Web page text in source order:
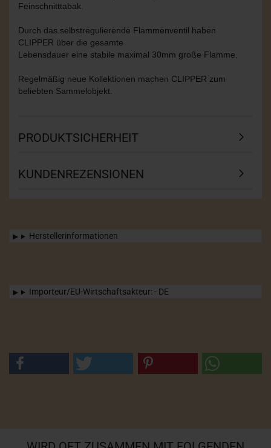
Feinschnitttabak.
Durch das selbstregulierende Flammenventil haben
CLIPPER über die gesamte
Lebensdauer eine stabile maximal 30mm große Flamme.
Regelmäßig neue Kollektionen machen CLIPPER zum
beliebten Sammelobjekt.
PRODUKTSICHERHEIT
KUNDENREZENSIONEN
Herstellerinformationen
Importeur/EU-Wirtschaftsakteur: - DE